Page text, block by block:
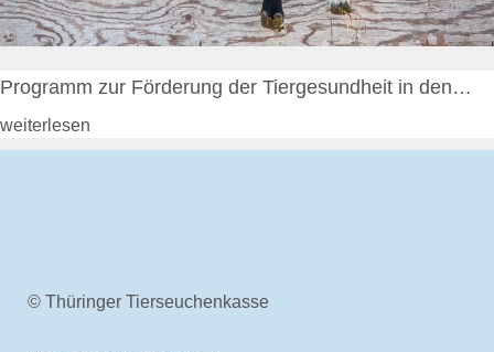
Beitragszahlung
Online-Service
Entschädigung
Programm zur Förderung der Tiergesundheit in den…
weiterlesen
© Thüringer Tierseuchenkasse